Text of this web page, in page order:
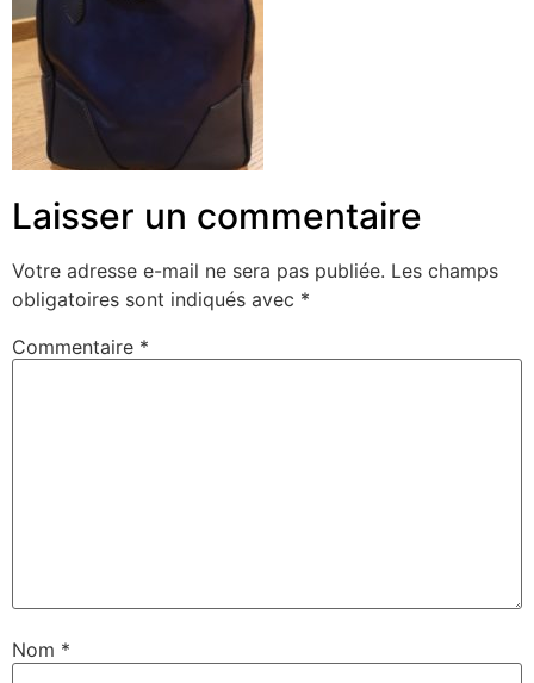
Laisser un commentaire
Votre adresse e-mail ne sera pas publiée. Les champs
obligatoires sont indiqués avec *
Commentaire *
Nom *